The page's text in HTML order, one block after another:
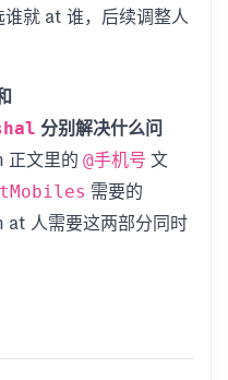
就 at 谁，后续调整人
分别解决什么问
文里的 @手机号 文
需要的
人需要这两部分同时